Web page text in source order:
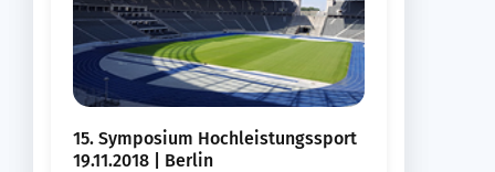
15. Symposium Hochleistungssport
19.11.2018 | Berlin